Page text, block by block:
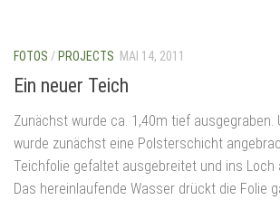
FOTOS / PROJECTS MAI 14, 2011
Ein neuer Teich
Zunächst wurde ca. 1,40m tief ausgegraben.
wurde zunächst eine Polsterschicht
Teichfolie gefaltet ausgebreitet und ins Loch
Das hereinlaufende Wasser drückt die Folie